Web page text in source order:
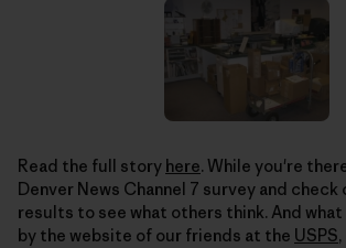
Read the full story here. While you're
Denver News Channel 7 survey and
results to see what others think. And what
by the website of our friends at the USPS